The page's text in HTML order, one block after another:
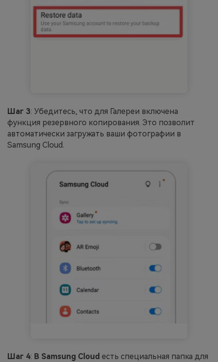
Шаг 3: Убедитесь, что для Галереи включена
функция резервного копирования. Это позволит
автоматически загружать ваши фотографии в
Samsung Cloud.
Шаг 4: В Samsung Cloud есть специальная папка для